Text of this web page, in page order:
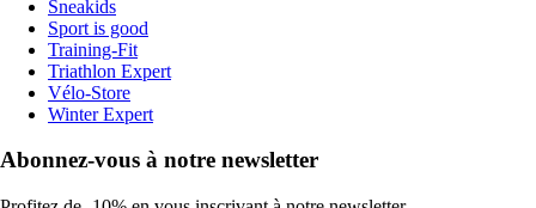
Sneakids
Sport is good
Training-Fit
Triathlon Expert
Vélo-Store
Winter Expert
Abonnez-vous à notre newsletter